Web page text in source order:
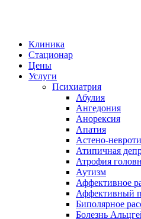
Клиника
Стационар
Цены
Услуги
Психиатрия
Абулия
Ангедония
Анорексия
Апатия
Астено-
Атипичная
Атрофия
Аутизм
Аффективное
Аффективный
Биполярное
Болезнь